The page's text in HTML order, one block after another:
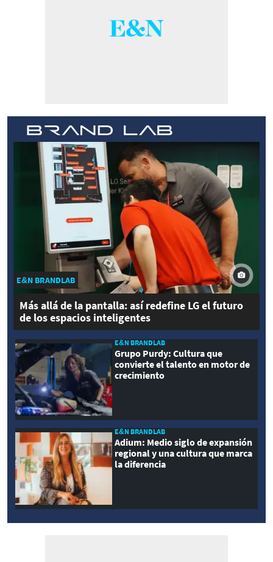
E&N BRANDLAB
Más allá de la pantalla: así redefine LG el futuro
de los espacios inteligentes
E&N BRANDLAB
Grupo Purdy: Cultura que
convierte el talento en motor de
crecimiento
E&N BRANDLAB
Adium: Medio siglo de expansión
regional y una cultura que marca
la diferencia